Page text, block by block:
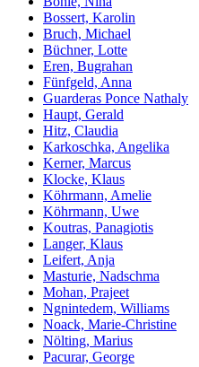
Bossert, Karolin
Bruch, Michael
Büchner, Lotte
Eren, Bugrahan
Fünfgeld, Anna
Guarderas Ponce Nathaly
Haupt, Gerald
Hitz, Claudia
Karkoschka, Angelika
Kerner, Marcus
Klocke, Klaus
Köhrmann, Amelie
Köhrmann, Uwe
Koutras, Panagiotis
Langer, Klaus
Leifert, Anja
Masturie, Nadschma
Mohan, Prajeet
Ngnintedem, Williams
Noack, Marie-Christine
Nölting, Marius
Pacurar, George